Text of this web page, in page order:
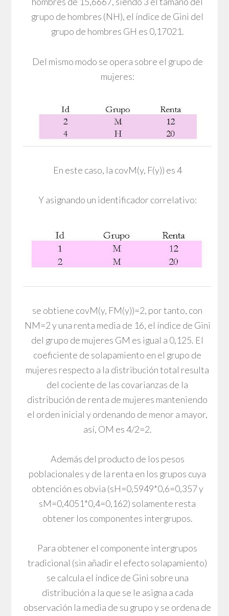
grupo de hombres (NH), el índice de Gini del
grupo de hombres GH es 0,17021.
Del mismo modo se opera sobre el grupo de
mujeres:
En este caso, la covM(y, F(y)) es 4
Y asignando un identificador correlativo:
se obtiene covM(y, FM(y))=2, por tanto, con
NM=2 y una renta media de 16, el índice de Gini
del grupo de mujeres GM es igual a 0,125. El
coeficiente de solapamiento en el grupo de
mujeres respecto a la distribución total resulta
del cociente de las covarianzas de la
distribución de renta de mujeres manteniendo
el orden inicial y ordenando de menor a mayor,
así, OM es 4/2=2.
Además del producto de los pesos
poblacionales y de la renta en los grupos cuya
obtención es obvia (sH=0,5949*0,6=0,357 y
sM=0,4051*0,4=0,162) solamente resta
obtener los componentes intergrupos.
Para obtener el componente intergrupos
tradicional (sin añadir el efecto solapamiento)
se calcula el índice de Gini sobre una
distribución a la que se le asigna a cada
observación la media de su grupo y se ordena de